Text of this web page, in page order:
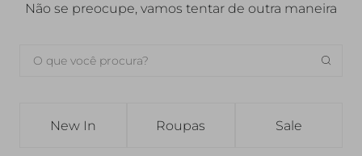
Não se preocupe, vamos tentar de outra maneira
New In Roupas Sale